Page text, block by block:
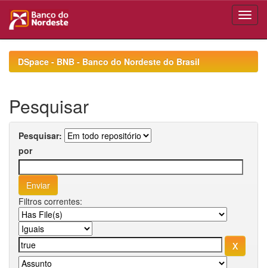
navigationDSpace - BNB - Banco do Nordeste do Brasil
Pesquisar
Pesquisar:
por
Filtros correntes: